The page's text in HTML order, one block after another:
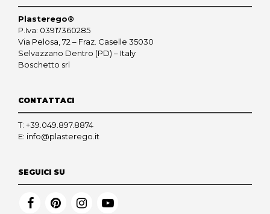
Plasterego®
P.Iva: 03917360285
Via Pelosa, 72 – Fraz. Caselle 35030
Selvazzano Dentro (PD) – Italy
Boschetto srl
CONTATTACI
T: +39.049.897.8874
E: info@plasterego.it
SEGUICI SU